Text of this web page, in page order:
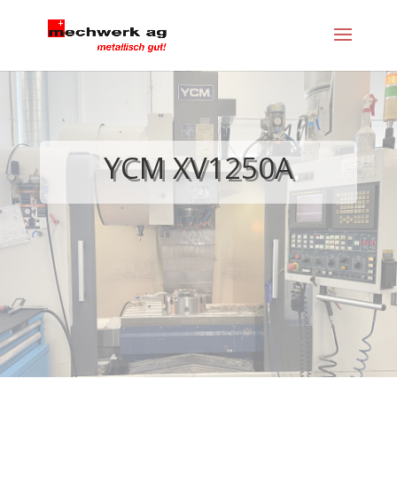
YCM XV1250A